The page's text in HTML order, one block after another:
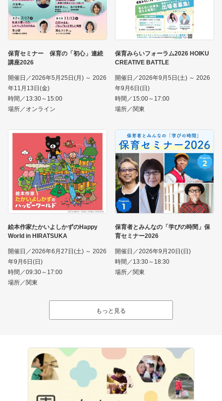
保育セミナー 保育の「初心」連続
講座2026
開催日／2026年5月25日(月) ～ 2026
年11月13日(金)
時間／13:30～15:00
場所／オンライン
保育みらいフォーラム2026 HOIKU
CREATIVE BATTLE
開催日／2026年9月5日(土) ～ 2026
年9月6日(日)
時間／15:00～17:00
場所／関東
絵本作家たかいよしかずのHappy
World in HIRATSUKA
開催日／2026年6月27日(土) ～ 2026
年9月6日(日)
時間／09:30～17:00
場所／関東
保育者とみんなの「学びの時間」保
育セミナー2026
開催日／2026年9月20日(日)
時間／13:30～18:30
場所／関東
もっと見る